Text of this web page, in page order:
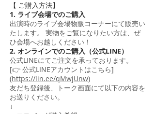
【 ご購入方法】
1. ライブ会場でのご購入
出演時のライブ会場物販コーナーにて販売い
たします。 実物をご覧になりたい方は、ぜ
ひ会場へお越しください！
2. オンラインでのご購入（公式LINE）
公式LINEにてご注文を承っております。
[👉 公式LINEアカウントはこちら]
(https://lin.ee/qMwjUnw)
友だち登録後、トーク画面にて以下の内容を
お送りください。
​↓